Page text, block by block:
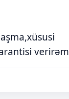
verirəm